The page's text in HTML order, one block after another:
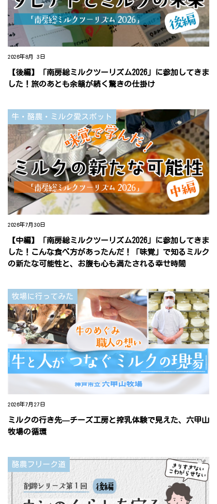
2026年8月 3日
【後編】「南房総ミルクツーリズム2026」に参加してきま
した！旅のあとも余韻が続く驚きの仕掛け
牛・酪農・ミルク愛スポット
2026年7月30日
【中編】「南房総ミルクツーリズム2026」に参加してきま
した！こんな食べ方があったんだ！「味覚」で知るミルク
の新たな可能性と、お腹も心も満たされる幸せ時間
牧場に行ってみた
2026年7月27日
ミルクの行き先—チーズ工房と搾乳体験で見えた、六甲山
牧場の循環
酪農フリーク道